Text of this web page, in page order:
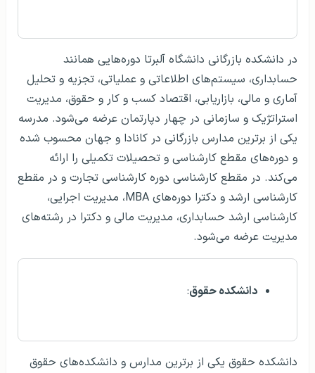
در دانشکده بازرگانی دانشگاه آلبرتا دوره‌هایی همانند
حسابداری، سیستم‌های اطلاعاتی و عملیاتی، تجزیه و تحلیل
آماری و مالی، بازاریابی، اقتصاد کسب و کار و حقوق، مدیریت
استراتژیک و سازمانی در چهار دپارتمان عرضه می‌شود. مدرسه
یکی از برترین مدارس بازرگانی در کانادا و جهان محسوب شده
و دوره‌های مقطع کارشناسی و تحصیلات تکمیلی را ارائه
می‌کند. در مقطع کارشناسی دوره کارشناسی تجارت و در مقطع
کارشناسی ارشد و دکترا دوره‌های MBA، مدیریت اجرایی،
کارشناسی ارشد حسابداری، مدیریت مالی و دکترا در رشته‌های
مدیریت عرضه می‌شود.
دانشکده حقوق:
دانشکده حقوق یکی از برترین مدارس و دانشکده‌های حقوق